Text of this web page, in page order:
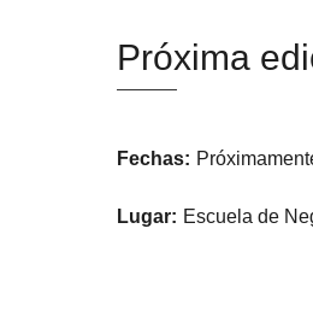
Próxima
Fechas:
Lugar: Escuela de